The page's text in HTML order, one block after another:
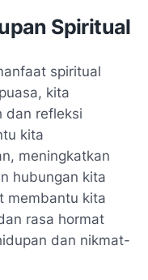
Spiritual
spiritual
kita
dan refleksi
kita
meningkatkan
hubungan kita
membantu kita
rasa hormat
dan nikmat-